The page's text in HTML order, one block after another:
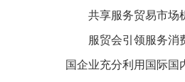
共享服务贸易市场
服贸会引领服务消
国企业充分利用国际国